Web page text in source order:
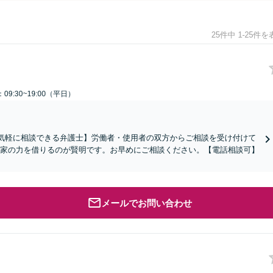
25件中 1-25件を
09:30~19:00（平日）
軽に相談できる弁護士】労働者・使用者の双方からご相談を受け付けて
の力を借りるのが賢明です。お早めにご相談ください。【電話相談可】
メールでお問い合わせ